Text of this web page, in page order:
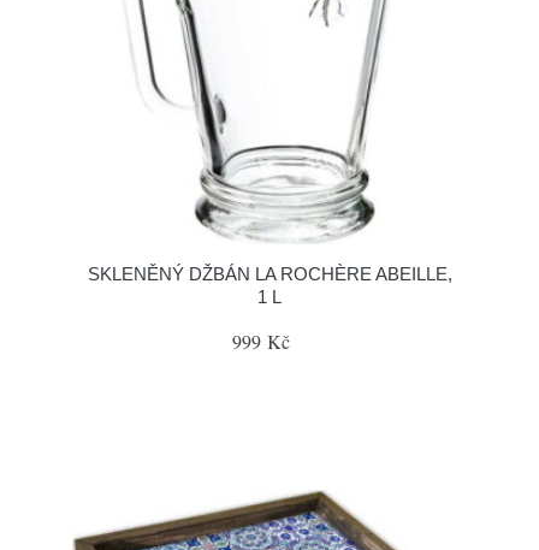
SKLENĚNÝ DŽBÁN LA ROCHÈRE ABEILLE,
1 L
999 Kč